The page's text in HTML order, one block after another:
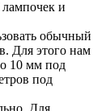
и
обычный
Для этого нам
10 мм под
под